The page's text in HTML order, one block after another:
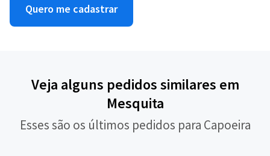
Quero me cadastrar
Veja alguns pedidos similares em
Mesquita
Esses são os últimos pedidos para Capoeira